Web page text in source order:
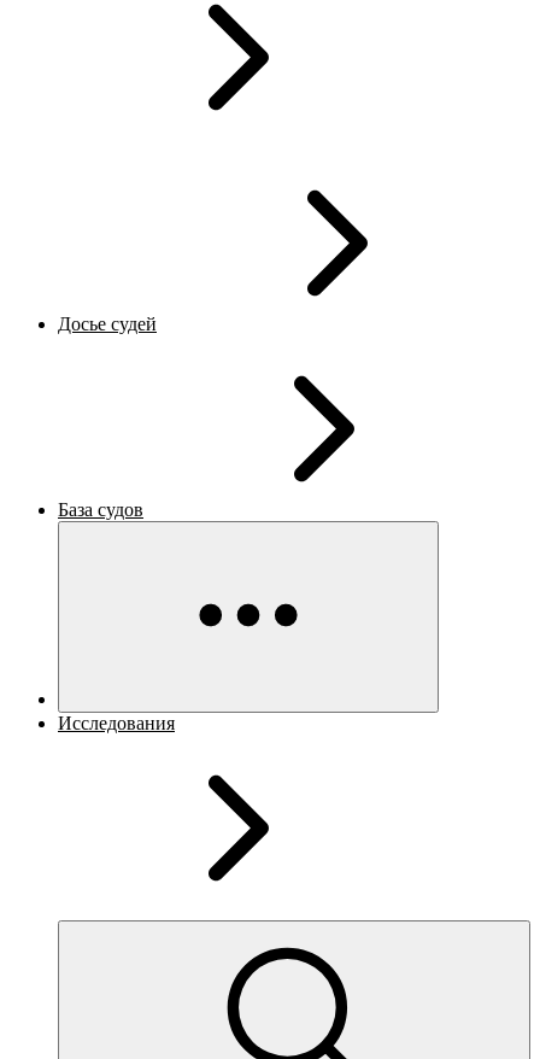
Досье судей
База судов
Исследования